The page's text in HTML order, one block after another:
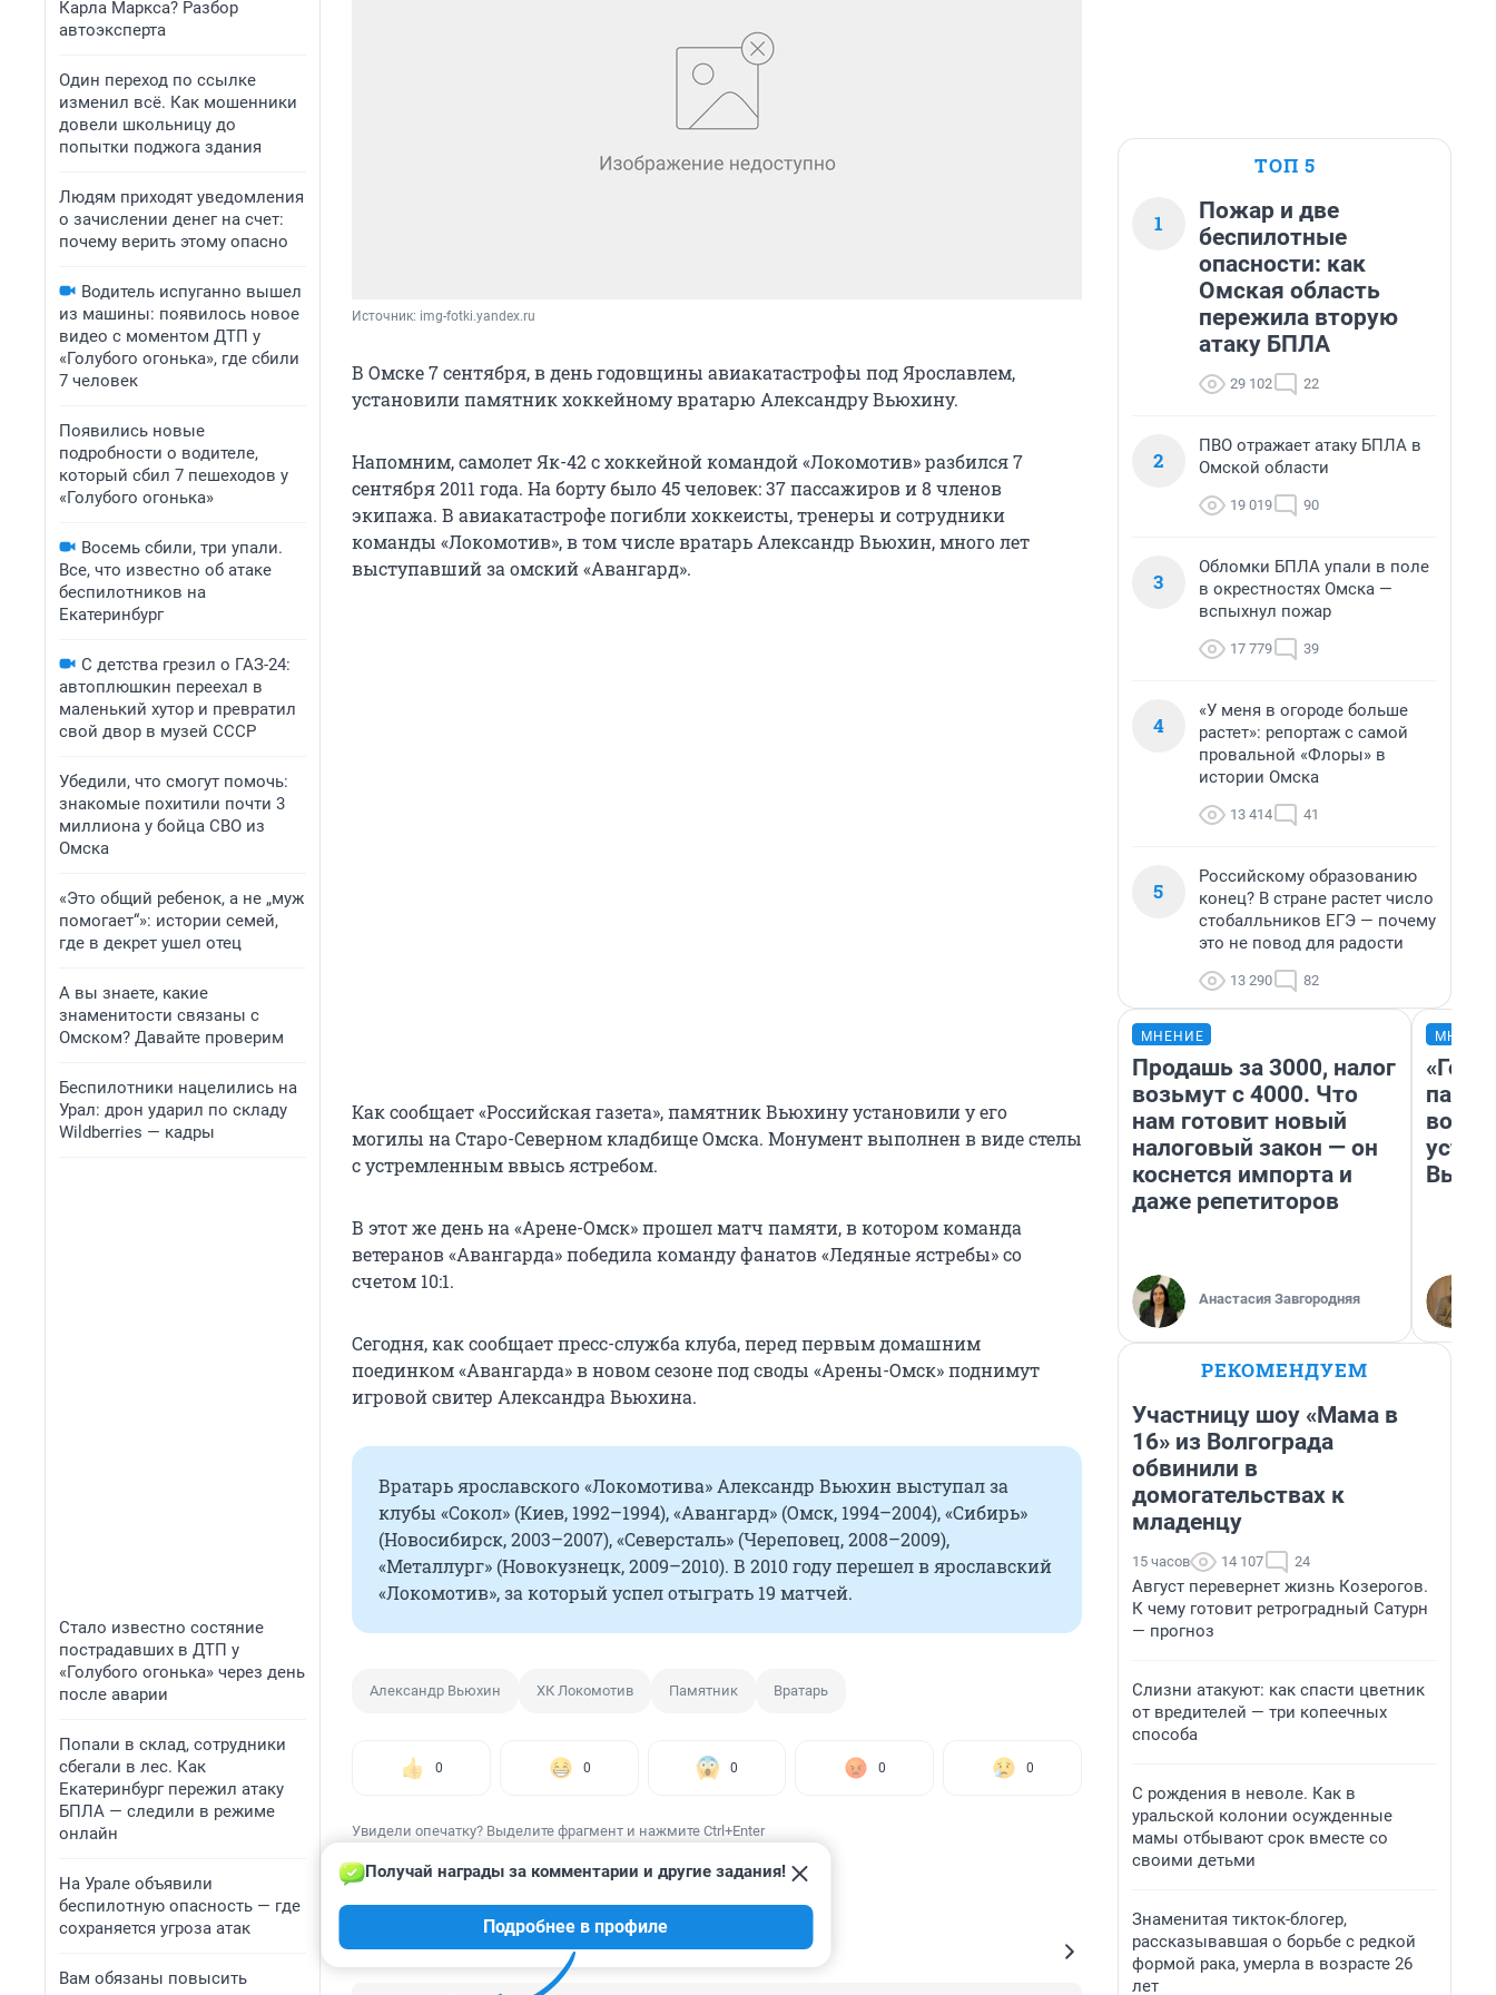
Карла Маркса? Разбор
автоэксперта
Один переход по ссылке
изменил всё. Как мошенники
довели школьницу до
попытки поджога здания
Людям приходят уведомления
о зачислении денег на счет:
почему верить этому опасно
Водитель испуганно вышел
из машины: появилось новое
видео с моментом ДТП у
«Голубого огонька», где сбили
7 человек
Появились новые
подробности о водителе,
который сбил 7 пешеходов у
«Голубого огонька»
Восемь сбили, три упали.
Все, что известно об атаке
беспилотников на
Екатеринбург
С детства грезил о ГАЗ-24:
автоплюшкин переехал в
маленький хутор и превратил
свой двор в музей СССР
Убедили, что смогут помочь:
знакомые похитили почти 3
миллиона у бойца СВО из
Омска
«Это общий ребенок, а не „муж
помогает“»: истории семей,
где в декрет ушел отец
А вы знаете, какие
знаменитости связаны с
Омском? Давайте проверим
Беспилотники нацелились на
Урал: дрон ударил по складу
Wildberries — кадры
Стало известно состяние
пострадавших в ДТП у
«Голубого огонька» через день
после аварии
Попали в склад, сотрудники
сбегали в лес. Как
Екатеринбург пережил атаку
БПЛА — следили в режиме
онлайн
На Урале объявили
беспилотную опасность — где
сохраняется угроза атак
Вам обязаны повысить
Источник: img-fotki.yandex.ru
В Омске 7 сентября, в день годовщины авиакатастрофы под Ярославлем,
установили памятник хоккейному вратарю Александру Вьюхину.
Напомним, самолет Як-42 с хоккейной командой «Локомотив» разбился 7
сентября 2011 года. На борту было 45 человек: 37 пассажиров и 8 членов
экипажа. В авиакатастрофе погибли хоккеисты, тренеры и сотрудники
команды «Локомотив», в том числе вратарь Александр Вьюхин, много лет
выступавший за омский «Авангард».
Как сообщает «Российская газета», памятник Вьюхину установили у его
могилы на Старо-Северном кладбище Омска. Монумент выполнен в виде стелы
с устремленным ввысь ястребом.
В этот же день на «Арене-Омск» прошел матч памяти, в котором команда
ветеранов «Авангарда» победила команду фанатов «Ледяные ястребы» со
счетом 10:1.
Сегодня, как сообщает пресс-служба клуба, перед первым домашним
поединком «Авангарда» в новом сезоне под своды «Арены-Омск» поднимут
игровой свитер Александра Вьюхина.
Вратарь ярославского «Локомотива» Александр Вьюхин выступал за
клубы «Сокол» (Киев, 1992–1994), «Авангард» (Омск, 1994–2004), «Сибирь»
(Новосибирск, 2003–2007), «Северсталь» (Череповец, 2008–2009),
«Металлург» (Новокузнецк, 2009–2010). В 2010 году перешел в ярославский
«Локомотив», за который успел отыграть 19 матчей.
Александр Вьюхин ХК Локомотив Памятник Вратарь
0 0 0 0 0
Увидели опечатку? Выделите фрагмент и нажмите Ctrl+Enter
КОММЕНТАРИИ 3
Получай награды за комментарии и другие задания!
Подробнее в профиле
ТОП 5
1
Пожар и две
беспилотные
опасности: как
Омская область
пережила вторую
атаку БПЛА
29 102 22
2
ПВО отражает атаку БПЛА в
Омской области
19 019 90
3
Обломки БПЛА упали в поле
в окрестностях Омска —
вспыхнул пожар
17 779 39
4
«У меня в огороде больше
растет»: репортаж с самой
провальной «Флоры» в
истории Омска
13 414 41
5
Российскому образованию
конец? В стране растет число
стобалльников ЕГЭ — почему
это не повод для радости
13 290 82
МНЕНИЕ
Продашь за 3000, налог
возьмут с 4000. Что
нам готовит новый
налоговый закон — он
коснется импорта и
даже репетиторов
Анастасия Завгородняя
РЕКОМЕНДУЕМ
Участницу шоу «Мама в
16» из Волгограда
обвинили в
домогательствах к
младенцу
15 часов 14 107 24
Август перевернет жизнь Козерогов.
К чему готовит ретроградный Сатурн
— прогноз
Слизни атакуют: как спасти цветник
от вредителей — три копеечных
способа
С рождения в неволе. Как в
уральской колонии осужденные
мамы отбывают срок вместе со
своими детьми
Знаменитая тикток-блогер,
рассказывавшая о борьбе с редкой
формой рака, умерла в возрасте 26
лет